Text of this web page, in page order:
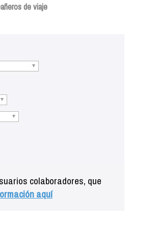
de viaje
colaboradores, que
aquí